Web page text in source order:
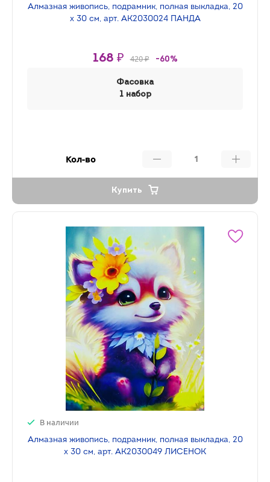
Алмазная живопись, подрамник, полная выкладка, 20
х 30 см, арт. AK2030024 ПАНДА
168 ₽ 420 ₽ -60%
Фасовка
1 набор
Кол-во
Купить
В наличии
Алмазная живопись, подрамник, полная выкладка, 20
х 30 см, арт. AK2030049 ЛИСЕНОК